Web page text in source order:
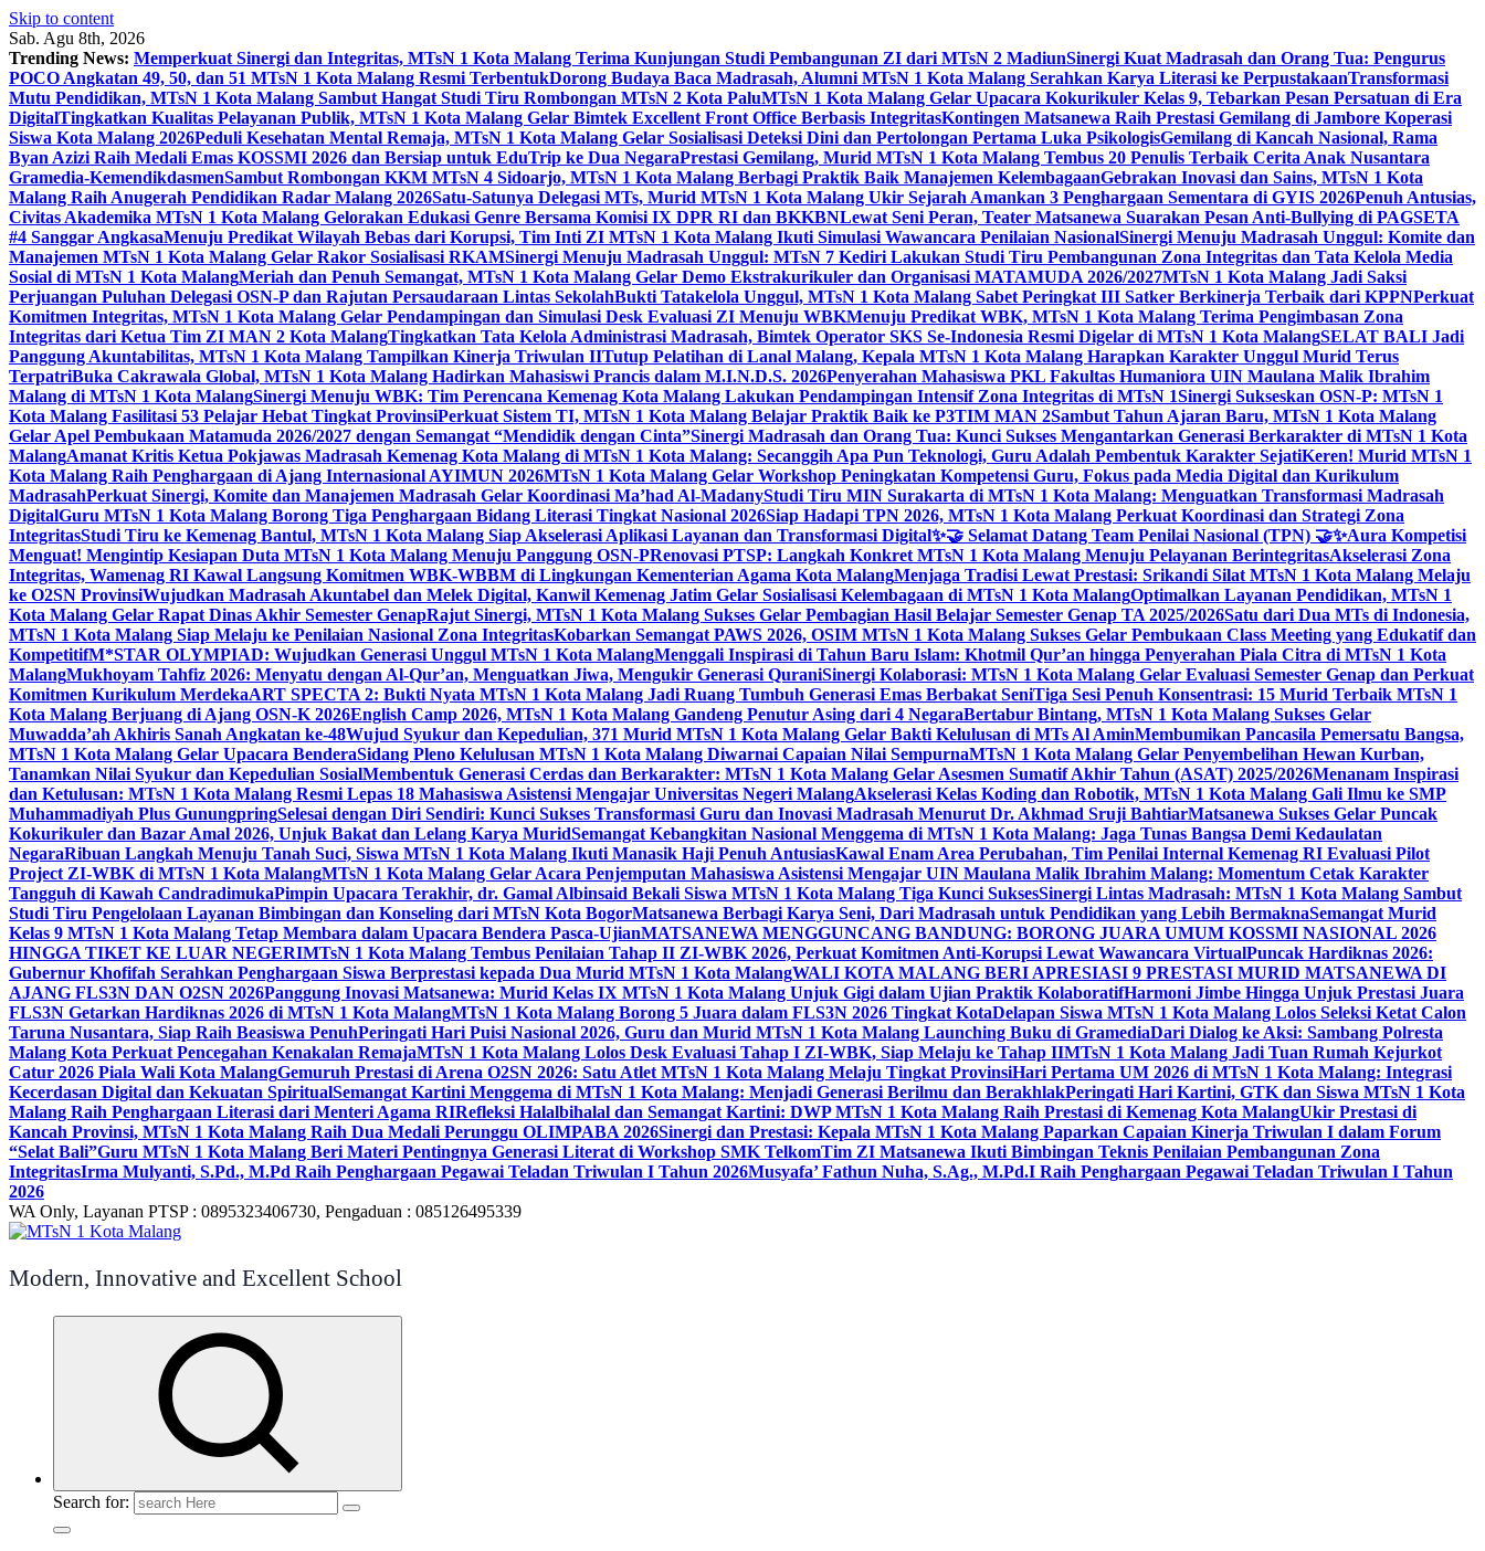
Skip to content
Sab. Agu 8th, 2026
Trending News: Memperkuat Sinergi dan Integritas, MTsN 1 Kota Malang Terima Kunjungan Studi Pembangunan ZI dari MTsN 2 MadiunSinergi Kuat Madrasah dan Orang Tua: Pengurus
POCO Angkatan 49, 50, dan 51 MTsN 1 Kota Malang Resmi TerbentukDorong Budaya Baca Madrasah, Alumni MTsN 1 Kota Malang Serahkan Karya Literasi ke PerpustakaanTransformasi
Mutu Pendidikan, MTsN 1 Kota Malang Sambut Hangat Studi Tiru Rombongan MTsN 2 Kota PaluMTsN 1 Kota Malang Gelar Upacara Kokurikuler Kelas 9, Tebarkan Pesan Persatuan di Era
DigitalTingkatkan Kualitas Pelayanan Publik, MTsN 1 Kota Malang Gelar Bimtek Excellent Front Office Berbasis IntegritasKontingen Matsanewa Raih Prestasi Gemilang di Jambore Koperasi
Siswa Kota Malang 2026Peduli Kesehatan Mental Remaja, MTsN 1 Kota Malang Gelar Sosialisasi Deteksi Dini dan Pertolongan Pertama Luka PsikologisGemilang di Kancah Nasional, Rama
Byan Azizi Raih Medali Emas KOSSMI 2026 dan Bersiap untuk EduTrip ke Dua NegaraPrestasi Gemilang, Murid MTsN 1 Kota Malang Tembus 20 Penulis Terbaik Cerita Anak Nusantara
Gramedia-KemendikdasmenSambut Rombongan KKM MTsN 4 Sidoarjo, MTsN 1 Kota Malang Berbagi Praktik Baik Manajemen KelembagaanGebrakan Inovasi dan Sains, MTsN 1 Kota
Malang Raih Anugerah Pendidikan Radar Malang 2026Satu-Satunya Delegasi MTs, Murid MTsN 1 Kota Malang Ukir Sejarah Amankan 3 Penghargaan Sementara di GYIS 2026Penuh Antusias,
Civitas Akademika MTsN 1 Kota Malang Gelorakan Edukasi Genre Bersama Komisi IX DPR RI dan BKKBNLewat Seni Peran, Teater Matsanewa Suarakan Pesan Anti-Bullying di PAGSETA
#4 Sanggar AngkasaMenuju Predikat Wilayah Bebas dari Korupsi, Tim Inti ZI MTsN 1 Kota Malang Ikuti Simulasi Wawancara Penilaian NasionalSinergi Menuju Madrasah Unggul: Komite dan
Manajemen MTsN 1 Kota Malang Gelar Rakor Sosialisasi RKAMSinergi Menuju Madrasah Unggul: MTsN 7 Kediri Lakukan Studi Tiru Pembangunan Zona Integritas dan Tata Kelola Media
Sosial di MTsN 1 Kota MalangMeriah dan Penuh Semangat, MTsN 1 Kota Malang Gelar Demo Ekstrakurikuler dan Organisasi MATAMUDA 2026/2027MTsN 1 Kota Malang Jadi Saksi
Perjuangan Puluhan Delegasi OSN-P dan Rajutan Persaudaraan Lintas SekolahBukti Tatakelola Unggul, MTsN 1 Kota Malang Sabet Peringkat III Satker Berkinerja Terbaik dari KPPNPerkuat
Komitmen Integritas, MTsN 1 Kota Malang Gelar Pendampingan dan Simulasi Desk Evaluasi ZI Menuju WBKMenuju Predikat WBK, MTsN 1 Kota Malang Terima Pengimbasan Zona
Integritas dari Ketua Tim ZI MAN 2 Kota MalangTingkatkan Tata Kelola Administrasi Madrasah, Bimtek Operator SKS Se-Indonesia Resmi Digelar di MTsN 1 Kota MalangSELAT BALI Jadi
Panggung Akuntabilitas, MTsN 1 Kota Malang Tampilkan Kinerja Triwulan IITutup Pelatihan di Lanal Malang, Kepala MTsN 1 Kota Malang Harapkan Karakter Unggul Murid Terus
TerpatriBuka Cakrawala Global, MTsN 1 Kota Malang Hadirkan Mahasiswi Prancis dalam M.I.N.D.S. 2026Penyerahan Mahasiswa PKL Fakultas Humaniora UIN Maulana Malik Ibrahim
Malang di MTsN 1 Kota MalangSinergi Menuju WBK: Tim Perencana Kemenag Kota Malang Lakukan Pendampingan Intensif Zona Integritas di MTsN 1Sinergi Sukseskan OSN-P: MTsN 1
Kota Malang Fasilitasi 53 Pelajar Hebat Tingkat ProvinsiPerkuat Sistem TI, MTsN 1 Kota Malang Belajar Praktik Baik ke P3TIM MAN 2Sambut Tahun Ajaran Baru, MTsN 1 Kota Malang
Gelar Apel Pembukaan Matamuda 2026/2027 dengan Semangat “Mendidik dengan Cinta”Sinergi Madrasah dan Orang Tua: Kunci Sukses Mengantarkan Generasi Berkarakter di MTsN 1 Kota
MalangAmanat Kritis Ketua Pokjawas Madrasah Kemenag Kota Malang di MTsN 1 Kota Malang: Secanggih Apa Pun Teknologi, Guru Adalah Pembentuk Karakter SejatiKeren! Murid MTsN 1
Kota Malang Raih Penghargaan di Ajang Internasional AYIMUN 2026MTsN 1 Kota Malang Gelar Workshop Peningkatan Kompetensi Guru, Fokus pada Media Digital dan Kurikulum
MadrasahPerkuat Sinergi, Komite dan Manajemen Madrasah Gelar Koordinasi Ma’had Al-MadanyStudi Tiru MIN Surakarta di MTsN 1 Kota Malang: Menguatkan Transformasi Madrasah
DigitalGuru MTsN 1 Kota Malang Borong Tiga Penghargaan Bidang Literasi Tingkat Nasional 2026Siap Hadapi TPN 2026, MTsN 1 Kota Malang Perkuat Koordinasi dan Strategi Zona
IntegritasStudi Tiru ke Kemenag Bantul, MTsN 1 Kota Malang Siap Akselerasi Aplikasi Layanan dan Transformasi Digital✨🤝 Selamat Datang Team Penilai Nasional (TPN) 🤝✨Aura Kompetisi
Menguat! Mengintip Kesiapan Duta MTsN 1 Kota Malang Menuju Panggung OSN-PRenovasi PTSP: Langkah Konkret MTsN 1 Kota Malang Menuju Pelayanan BerintegritasAkselerasi Zona
Integritas, Wamenag RI Kawal Langsung Komitmen WBK-WBBM di Lingkungan Kementerian Agama Kota MalangMenjaga Tradisi Lewat Prestasi: Srikandi Silat MTsN 1 Kota Malang Melaju
ke O2SN ProvinsiWujudkan Madrasah Akuntabel dan Melek Digital, Kanwil Kemenag Jatim Gelar Sosialisasi Kelembagaan di MTsN 1 Kota MalangOptimalkan Layanan Pendidikan, MTsN 1
Kota Malang Gelar Rapat Dinas Akhir Semester GenapRajut Sinergi, MTsN 1 Kota Malang Sukses Gelar Pembagian Hasil Belajar Semester Genap TA 2025/2026Satu dari Dua MTs di Indonesia,
MTsN 1 Kota Malang Siap Melaju ke Penilaian Nasional Zona IntegritasKobarkan Semangat PAWS 2026, OSIM MTsN 1 Kota Malang Sukses Gelar Pembukaan Class Meeting yang Edukatif dan
KompetitifM*STAR OLYMPIAD: Wujudkan Generasi Unggul MTsN 1 Kota MalangMenggali Inspirasi di Tahun Baru Islam: Khotmil Qur’an hingga Penyerahan Piala Citra di MTsN 1 Kota
MalangMukhoyam Tahfiz 2026: Menyatu dengan Al-Qur’an, Menguatkan Jiwa, Mengukir Generasi QuraniSinergi Kolaborasi: MTsN 1 Kota Malang Gelar Evaluasi Semester Genap dan Perkuat
Komitmen Kurikulum MerdekaART SPECTA 2: Bukti Nyata MTsN 1 Kota Malang Jadi Ruang Tumbuh Generasi Emas Berbakat SeniTiga Sesi Penuh Konsentrasi: 15 Murid Terbaik MTsN 1
Kota Malang Berjuang di Ajang OSN-K 2026English Camp 2026, MTsN 1 Kota Malang Gandeng Penutur Asing dari 4 NegaraBertabur Bintang, MTsN 1 Kota Malang Sukses Gelar
Muwadda’ah Akhiris Sanah Angkatan ke-48Wujud Syukur dan Kepedulian, 371 Murid MTsN 1 Kota Malang Gelar Bakti Kelulusan di MTs Al AminMembumikan Pancasila Pemersatu Bangsa,
MTsN 1 Kota Malang Gelar Upacara BenderaSidang Pleno Kelulusan MTsN 1 Kota Malang Diwarnai Capaian Nilai SempurnaMTsN 1 Kota Malang Gelar Penyembelihan Hewan Kurban,
Tanamkan Nilai Syukur dan Kepedulian SosialMembentuk Generasi Cerdas dan Berkarakter: MTsN 1 Kota Malang Gelar Asesmen Sumatif Akhir Tahun (ASAT) 2025/2026Menanam Inspirasi
dan Ketulusan: MTsN 1 Kota Malang Resmi Lepas 18 Mahasiswa Asistensi Mengajar Universitas Negeri MalangAkselerasi Kelas Koding dan Robotik, MTsN 1 Kota Malang Gali Ilmu ke SMP
Muhammadiyah Plus GunungpringSelesai dengan Diri Sendiri: Kunci Sukses Transformasi Guru dan Inovasi Madrasah Menurut Dr. Akhmad Sruji BahtiarMatsanewa Sukses Gelar Puncak
Kokurikuler dan Bazar Amal 2026, Unjuk Bakat dan Lelang Karya MuridSemangat Kebangkitan Nasional Menggema di MTsN 1 Kota Malang: Jaga Tunas Bangsa Demi Kedaulatan
NegaraRibuan Langkah Menuju Tanah Suci, Siswa MTsN 1 Kota Malang Ikuti Manasik Haji Penuh AntusiasKawal Enam Area Perubahan, Tim Penilai Internal Kemenag RI Evaluasi Pilot
Project ZI-WBK di MTsN 1 Kota MalangMTsN 1 Kota Malang Gelar Acara Penjemputan Mahasiswa Asistensi Mengajar UIN Maulana Malik Ibrahim Malang: Momentum Cetak Karakter
Tangguh di Kawah CandradimukaPimpin Upacara Terakhir, dr. Gamal Albinsaid Bekali Siswa MTsN 1 Kota Malang Tiga Kunci SuksesSinergi Lintas Madrasah: MTsN 1 Kota Malang Sambut
Studi Tiru Pengelolaan Layanan Bimbingan dan Konseling dari MTsN Kota BogorMatsanewa Berbagi Karya Seni, Dari Madrasah untuk Pendidikan yang Lebih BermaknaSemangat Murid
Kelas 9 MTsN 1 Kota Malang Tetap Membara dalam Upacara Bendera Pasca-UjianMATSANEWA MENGGUNCANG BANDUNG: BORONG JUARA UMUM KOSSMI NASIONAL 2026
HINGGA TIKET KE LUAR NEGERIMTsN 1 Kota Malang Tembus Penilaian Tahap II ZI-WBK 2026, Perkuat Komitmen Anti-Korupsi Lewat Wawancara VirtualPuncak Hardiknas 2026:
Gubernur Khofifah Serahkan Penghargaan Siswa Berprestasi kepada Dua Murid MTsN 1 Kota MalangWALI KOTA MALANG BERI APRESIASI 9 PRESTASI MURID MATSANEWA DI
AJANG FLS3N DAN O2SN 2026Panggung Inovasi Matsanewa: Murid Kelas IX MTsN 1 Kota Malang Unjuk Gigi dalam Ujian Praktik KolaboratifHarmoni Jimbe Hingga Unjuk Prestasi Juara
FLS3N Getarkan Hardiknas 2026 di MTsN 1 Kota MalangMTsN 1 Kota Malang Borong 5 Juara dalam FLS3N 2026 Tingkat KotaDelapan Siswa MTsN 1 Kota Malang Lolos Seleksi Ketat Calon
Taruna Nusantara, Siap Raih Beasiswa PenuhPeringati Hari Puisi Nasional 2026, Guru dan Murid MTsN 1 Kota Malang Launching Buku di GramediaDari Dialog ke Aksi: Sambang Polresta
Malang Kota Perkuat Pencegahan Kenakalan RemajaMTsN 1 Kota Malang Lolos Desk Evaluasi Tahap I ZI-WBK, Siap Melaju ke Tahap IIMTsN 1 Kota Malang Jadi Tuan Rumah Kejurkot
Catur 2026 Piala Wali Kota MalangGemuruh Prestasi di Arena O2SN 2026: Satu Atlet MTsN 1 Kota Malang Melaju Tingkat ProvinsiHari Pertama UM 2026 di MTsN 1 Kota Malang: Integrasi
Kecerdasan Digital dan Kekuatan SpiritualSemangat Kartini Menggema di MTsN 1 Kota Malang: Menjadi Generasi Berilmu dan BerakhlakPeringati Hari Kartini, GTK dan Siswa MTsN 1 Kota
Malang Raih Penghargaan Literasi dari Menteri Agama RIRefleksi Halalbihalal dan Semangat Kartini: DWP MTsN 1 Kota Malang Raih Prestasi di Kemenag Kota MalangUkir Prestasi di
Kancah Provinsi, MTsN 1 Kota Malang Raih Dua Medali Perunggu OLIMPABA 2026Sinergi dan Prestasi: Kepala MTsN 1 Kota Malang Paparkan Capaian Kinerja Triwulan I dalam Forum
“Selat Bali”Guru MTsN 1 Kota Malang Beri Materi Pentingnya Generasi Literat di Workshop SMK TelkomTim ZI Matsanewa Ikuti Bimbingan Teknis Penilaian Pembangunan Zona
IntegritasIrma Mulyanti, S.Pd., M.Pd Raih Penghargaan Pegawai Teladan Triwulan I Tahun 2026Musyafa’ Fathun Nuha, S.Ag., M.Pd.I Raih Penghargaan Pegawai Teladan Triwulan I Tahun
2026
WA Only, Layanan PTSP : 0895323406730, Pengaduan : 085126495339
Modern, Innovative and Excellent School
Search for: